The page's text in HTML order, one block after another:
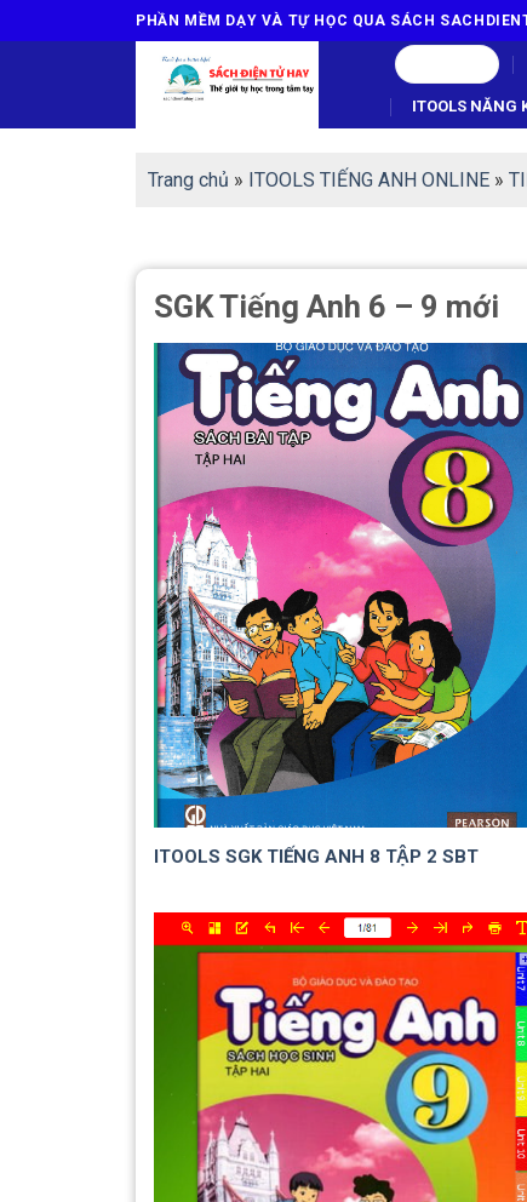
to
PHẦN MỀM DẠY VÀ TỰ HỌC QUA SÁCH
ITOOLS NĂNG
Trang chủ » ITOOLS TIẾNG ANH ONLINE »
SGK Tiếng Anh 6 – 9 mới
ITOOLS SGK TIẾNG ANH 8 TẬP 2 SBT